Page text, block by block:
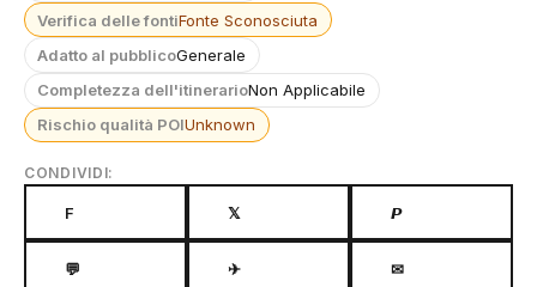
Verifica delle fontiFonte Sconosciuta
Adatto al pubblicoGenerale
Completezza dell'itinerarioNon Applicabile
Rischio qualità POIUnknown
CONDIVIDI:
F 𝕏 𝙋
💬 ✈ ✉